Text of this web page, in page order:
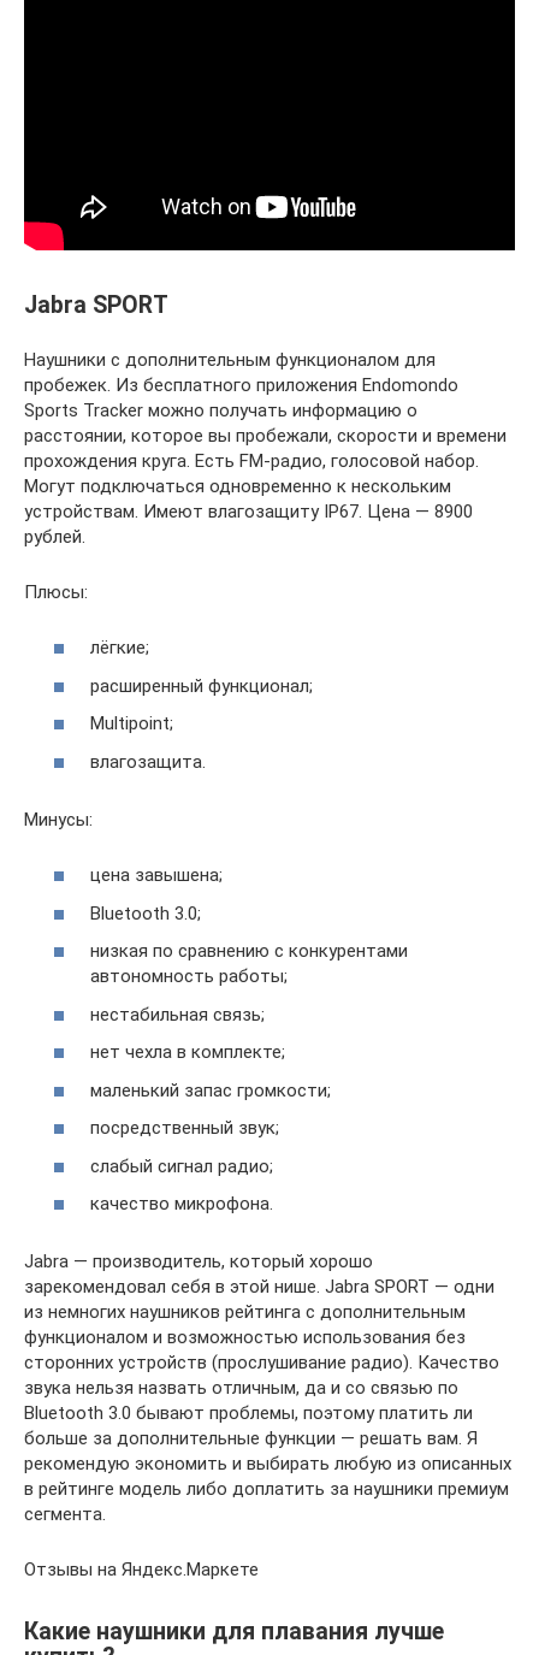
Jabra SPORT
Наушники с дополнительным функционалом для
пробежек. Из бесплатного приложения Endomondo
Sports Tracker можно получать информацию о
расстоянии, которое вы пробежали, скорости и времени
прохождения круга. Есть FM-радио, голосовой набор.
Могут подключаться одновременно к нескольким
устройствам. Имеют влагозащиту IP67. Цена — 8900
рублей.
Плюсы:
лёгкие;
расширенный функционал;
Multipoint;
влагозащита.
Минусы:
цена завышена;
Bluetooth 3.0;
низкая по сравнению с конкурентами
автономность работы;
нестабильная связь;
нет чехла в комплекте;
маленький запас громкости;
посредственный звук;
слабый сигнал радио;
качество микрофона.
Jabra — производитель, который хорошо
зарекомендовал себя в этой нише. Jabra SPORT — одни
из немногих наушников рейтинга с дополнительным
функционалом и возможностью использования без
сторонних устройств (прослушивание радио). Качество
звука нельзя назвать отличным, да и со связью по
Bluetooth 3.0 бывают проблемы, поэтому платить ли
больше за дополнительные функции — решать вам. Я
рекомендую экономить и выбирать любую из описанных
в рейтинге модель либо доплатить за наушники премиум
сегмента.
Отзывы на Яндекс.Маркете
Какие наушники для плавания лучше